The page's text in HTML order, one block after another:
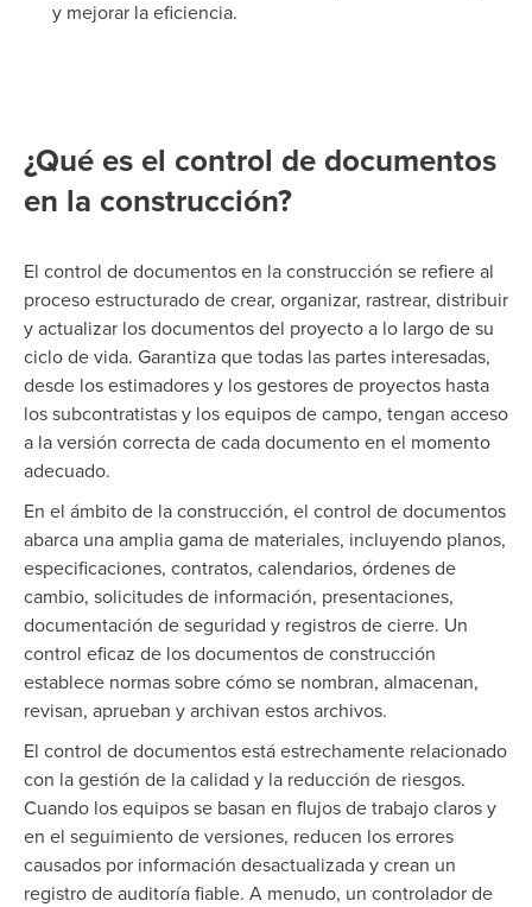
y mejorar la eficiencia.
¿Qué es el control de documentos
en la construcción?
El control de documentos en la construcción se refiere al
proceso estructurado de crear, organizar, rastrear, distribuir
y actualizar los documentos del proyecto a lo largo de su
ciclo de vida. Garantiza que todas las partes interesadas,
desde los estimadores y los gestores de proyectos hasta
los subcontratistas y los equipos de campo, tengan acceso
a la versión correcta de cada documento en el momento
adecuado.
En el ámbito de la construcción, el control de documentos
abarca una amplia gama de materiales, incluyendo planos,
especificaciones, contratos, calendarios, órdenes de
cambio, solicitudes de información, presentaciones,
documentación de seguridad y registros de cierre. Un
control eficaz de los documentos de construcción
establece normas sobre cómo se nombran, almacenan,
revisan, aprueban y archivan estos archivos.
El control de documentos está estrechamente relacionado
con la gestión de la calidad y la reducción de riesgos.
Cuando los equipos se basan en flujos de trabajo claros y
en el seguimiento de versiones, reducen los errores
causados por información desactualizada y crean un
registro de auditoría fiable. A menudo, un controlador de